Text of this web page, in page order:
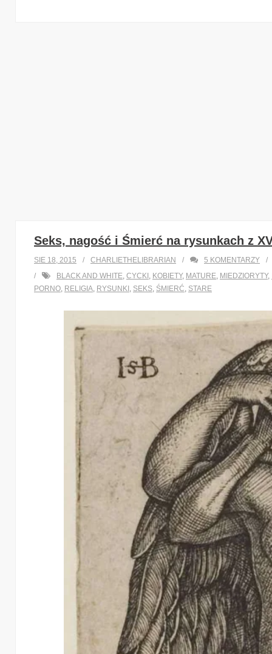
Seks, nagość i Śmierć na rysunkach z
SIE 18, 2015 CHARLIETHELIBRARIAN 5 KOMENTARZY
BLACK AND WHITE, CYCKI, KOBIETY, MATURE, MIEDZIORYTY,
PORNO, RELIGIA, RYSUNKI, SEKS, ŚMIERĆ, STARE